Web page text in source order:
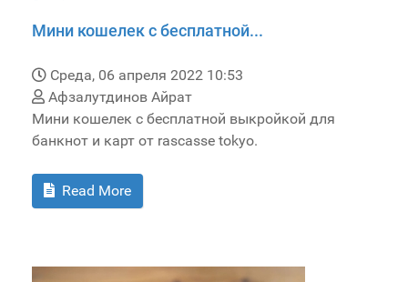
Мини кошелек с бесплатной...
Среда, 06 апреля 2022 10:53
Афзалутдинов Айрат
Мини кошелек с бесплатной выкройкой для
банкнот и карт от rascasse tokyo.
Read More